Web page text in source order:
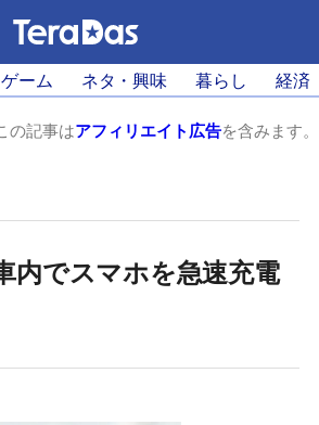
ゲーム ネタ・興味 暮らし 経済
の記事はアフィリエイト広告を含みます。
内でスマホを急速充電